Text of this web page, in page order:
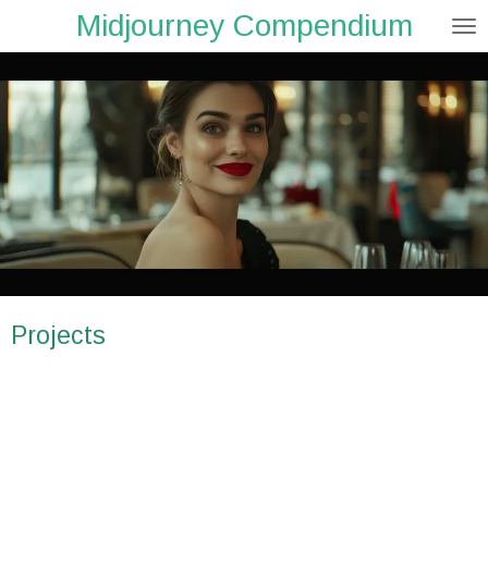
Hauptinhalt
springen
Midjourney Compendium
Projects